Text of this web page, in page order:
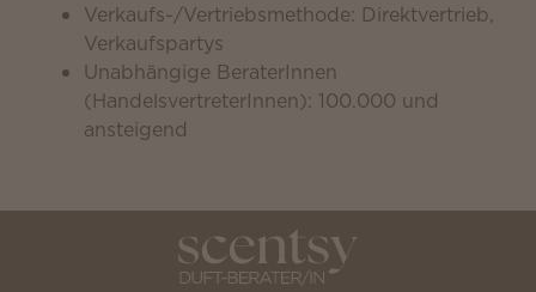
Verkaufs-/Vertriebsmethode: Direktvertrieb,
Verkaufspartys
Unabhängige BeraterInnen
(HandelsvertreterInnen): 100.000 und
ansteigend